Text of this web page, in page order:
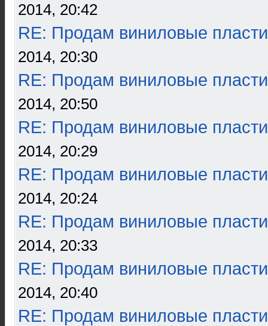
2014, 20:42
RE: Продам виниловые
2014, 20:30
RE: Продам виниловые
2014, 20:50
RE: Продам виниловые
2014, 20:29
RE: Продам виниловые
2014, 20:24
RE: Продам виниловые
2014, 20:33
RE: Продам виниловые
2014, 20:40
RE: Продам виниловые